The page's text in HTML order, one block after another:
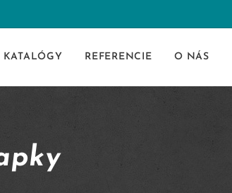
KATALÓGY REFERENCIE O NÁS